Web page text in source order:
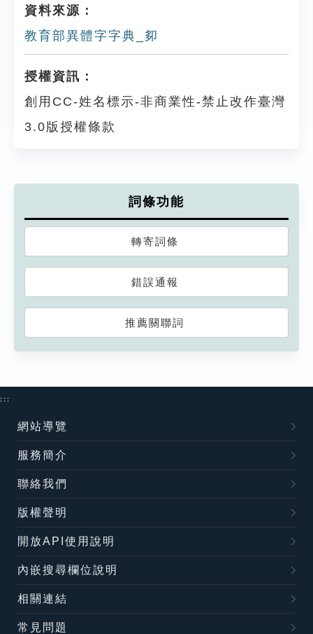
資料來源：
教育部異體字字典_卶
授權資訊：
創用CC-姓名標示-非商業性-禁止改作臺灣
3.0版授權條款
詞條功能
轉寄詞條
錯誤通報
推薦關聯詞
:::
網站導覽
服務簡介
聯絡我們
版權聲明
開放API使用說明
內嵌搜尋欄位說明
相關連結
常見問題